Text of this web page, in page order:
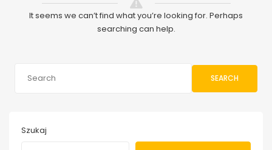
It seems we can’t find what you’re looking for. Perhaps
searching can help.
SEARCH
Szukaj